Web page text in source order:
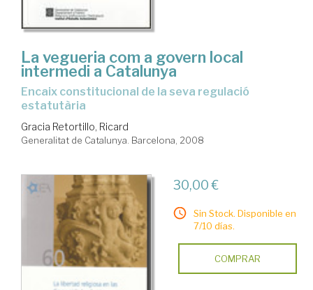
La vegueria com a govern local
intermedi a Catalunya
encaix constitucional de la seva regulació
estatutària
Gracia Retortillo, Ricard
Generalitat de Catalunya. Barcelona, 2008
30,00 €
Sin Stock. Disponible en
7/10 días.
COMPRAR